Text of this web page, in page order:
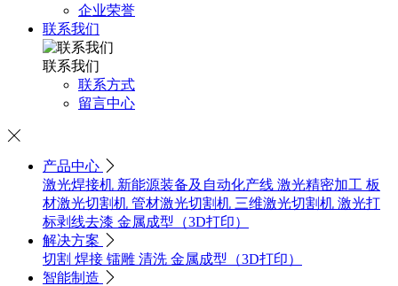
企业荣誉
联系我们
联系我们
联系方式
留言中心

产品中心 
激光焊接机 新能源装备及自动化产线 激光精密加工 板
材激光切割机 管材激光切割机 三维激光切割机 激光打
标剥线去漆 金属成型（3D打印）
解决方案

切割 焊接 镭雕 清洗 金属成型（3D打印）
智能制造
